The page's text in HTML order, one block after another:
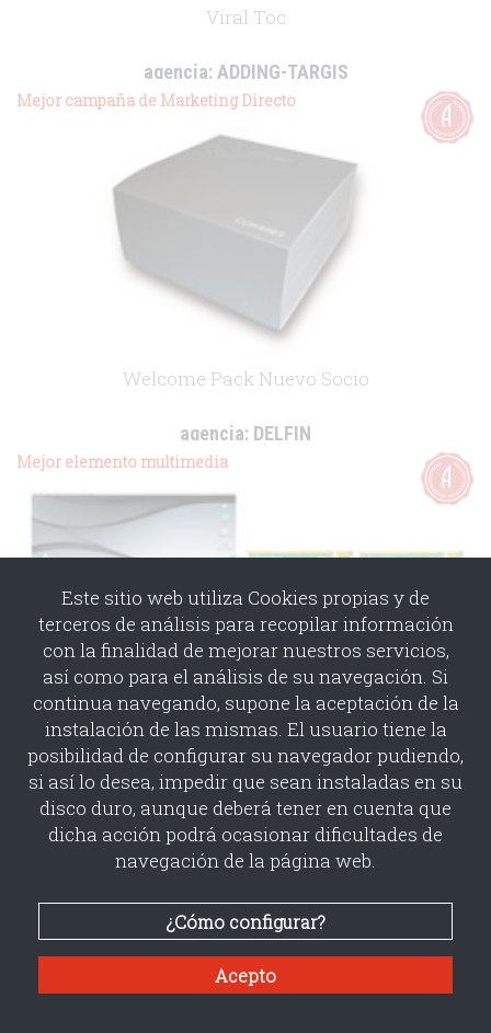
Este sitio web utiliza Cookies propias y de
terceros de análisis para recopilar información
con la finalidad de mejorar nuestros servicios,
así como para el análisis de su navegación. Si
continua navegando, supone la aceptación de la
instalación de las mismas. El usuario tiene la
posibilidad de configurar su navegador pudiendo,
si así lo desea, impedir que sean instaladas en su
disco duro, aunque deberá tener en cuenta que
dicha acción podrá ocasionar dificultades de
navegación de la página web.
¿Cómo configurar?
Acepto
Viral Toc
agencia:ADDING-TARGIS
cliente:Lundbeck
Mejor campaña de Marketing Directo
Welcome Pack Nuevo Socio
agencia: DELFIN
cliente:Grupo Cofares
Mejor elemento multimedia
Widget Tamiflu: Una ventana abierta al m
agencia:Saatchi & Saatchi Health
cliente:Roche
Colaboradores